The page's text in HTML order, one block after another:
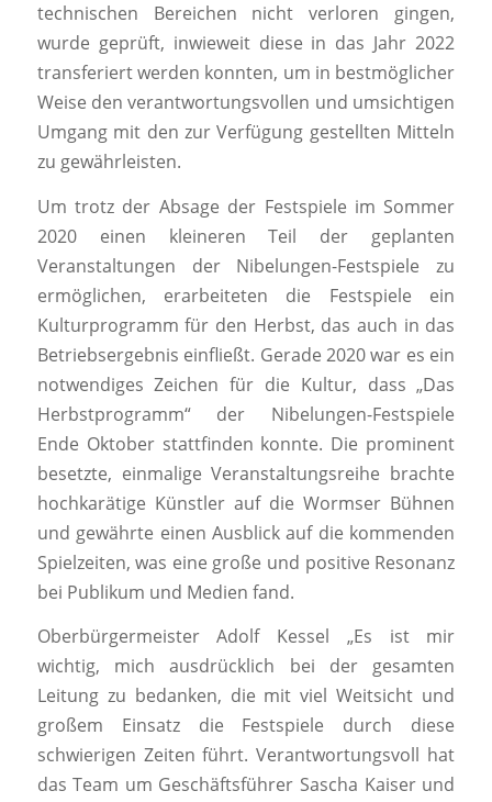
technischen Bereichen nicht verloren gingen,
wurde geprüft, inwieweit diese in das Jahr 2022
transferiert werden konnten, um in bestmöglicher
Weise den verantwortungsvollen und umsichtigen
Umgang mit den zur Verfügung gestellten Mitteln
zu gewährleisten.
Um trotz der Absage der Festspiele im Sommer
2020 einen kleineren Teil der geplanten
Veranstaltungen der Nibelungen-Festspiele zu
ermöglichen, erarbeiteten die Festspiele ein
Kulturprogramm für den Herbst, das auch in das
Betriebsergebnis einfließt. Gerade 2020 war es ein
notwendiges Zeichen für die Kultur, dass „Das
Herbstprogramm“ der Nibelungen-Festspiele
Ende Oktober stattfinden konnte. Die prominent
besetzte, einmalige Veranstaltungsreihe brachte
hochkarätige Künstler auf die Wormser Bühnen
und gewährte einen Ausblick auf die kommenden
Spielzeiten, was eine große und positive Resonanz
bei Publikum und Medien fand.
Oberbürgermeister Adolf Kessel „Es ist mir
wichtig, mich ausdrücklich bei der gesamten
Leitung zu bedanken, die mit viel Weitsicht und
großem Einsatz die Festspiele durch diese
schwierigen Zeiten führt. Verantwortungsvoll hat
das Team um Geschäftsführer Sascha Kaiser und